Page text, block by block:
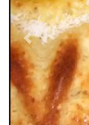
Précédent